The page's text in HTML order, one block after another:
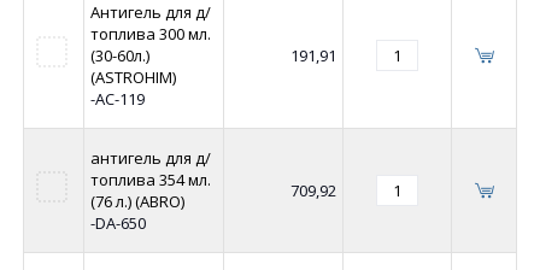
Антигель для д/
топлива 300 мл.
(30-60л.)
(ASTROHIM)
-AC-119
191,91
антигель для д/
топлива 354 мл.
(76 л.) (ABRO)
-DA-650
709,92